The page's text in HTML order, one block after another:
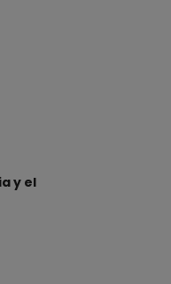
y el